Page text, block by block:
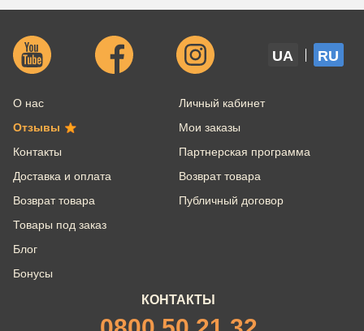
UA RU
О нас
Отзывы
Контакты
Доставка и оплата
Возврат товара
Товары под заказ
Блог
Бонусы
Личный кабинет
Мои заказы
Партнерская программа
Возврат товара
Публичный договор
КОНТАКТЫ